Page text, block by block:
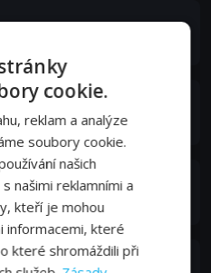
cookie.
reklam a analýze
soubory cookie.
našich
našimi reklamními a
kteří je mohou
informacemi, které
které shromáždili při